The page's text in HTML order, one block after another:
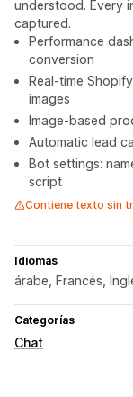
understood. Every
captured.
Performance
conversion
Real-time
images
Image-based
Automatic lead
Bot settings:
script
Contiene texto sin
Idiomas
árabe, Francés,
Categorías
Chat